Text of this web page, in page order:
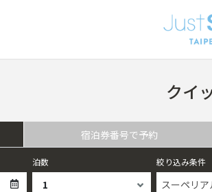
クイ
宿泊券番号で予約
泊数 絞り込み条件
スーペリア